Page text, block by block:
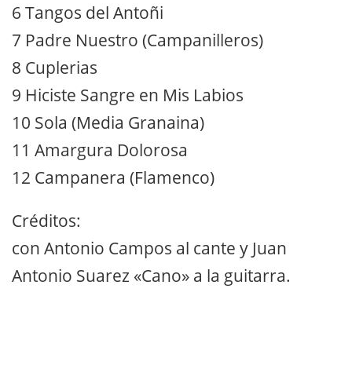
6 Tangos del Antoñi
7 Padre Nuestro (Campanilleros)
8 Cuplerias
9 Hiciste Sangre en Mis Labios
10 Sola (Media Granaina)
11 Amargura Dolorosa
12 Campanera (Flamenco)
Créditos:
con Antonio Campos al cante y Juan
Antonio Suarez «Cano» a la guitarra.